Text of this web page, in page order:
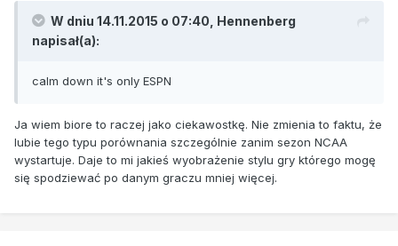
W dniu 14.11.2015 o 07:40, Hennenberg
napisał(a):
calm down it's only ESPN
Ja wiem biore to raczej jako ciekawostkę. Nie zmienia to faktu, że
lubie tego typu porównania szczególnie zanim sezon NCAA
wystartuje. Daje to mi jakieś wyobrażenie stylu gry którego mogę
się spodziewać po danym graczu mniej więcej.